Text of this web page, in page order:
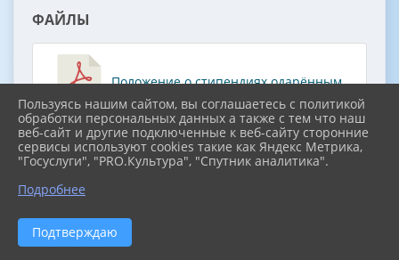
ФАЙЛЫ
Положение о стипендиях одарённым
учащимся 5-11 классов учащихся ОО
Симферопольского района (2.6 MiB)
Государственного Совете Республики Крым
(107.2 KiB)
Пользуясь нашим сайтом, вы соглашаетесь с политикой
обработки персональных данных а также с тем что наш
веб-сайт и другие подключенные к веб-сайту сторонние
сервисы используют cookies такие как Яндекс Метрика,
"Госуслуги", "PRO.Культура", "Спутник аналитика".
Подробнее
Подтверждаю